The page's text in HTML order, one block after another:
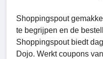
Shoppingspout
te begrijpen en de
Shoppingspout biedt
Dojo. Werkt coupons